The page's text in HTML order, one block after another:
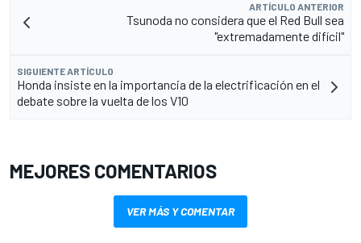
ARTÍCULO ANTERIOR
Tsunoda no considera que el Red Bull sea
"extremadamente difícil"
SIGUIENTE ARTÍCULO
Honda insiste en la importancia de la electrificación en el
debate sobre la vuelta de los V10
MEJORES COMENTARIOS
VER MÁS Y COMENTAR